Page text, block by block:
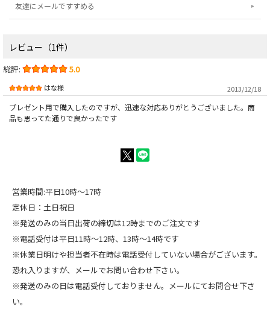
友達にメールですすめる
レビュー（1件）
総評: 5.0
はな様 2013/12/18
プレゼント用で購入したのですが、迅速な対応ありがとうございました。商
品も思ってた通りで良かったです
営業時間:平日10時～17時
定休日：土日祝日
※発送のみの当日出荷の締切は12時までのご注文です
※電話受付は平日11時～12時、13時～14時です
※休業日明けや担当者不在時は電話受付していない場合がございます。
恐れ入りますが、メールでお問い合わせ下さい。
※発送のみの日は電話受付しておりません。メールにてお問合せ下さ
い。